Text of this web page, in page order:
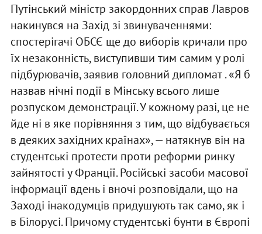
Путінський міністр закордонних справ Лавров
накинувся на Захід зі звинуваченнями:
спостерігачі ОБСЄ ще до виборів кричали про
їх незаконність, виступивши тим самим у ролі
підбурювачів, заявив головний дипломат . «Я б
назвав нічні події в Мінську всього лише
розпуском демонстрації. У кожному разі, це не
йде ні в яке порівняння з тим, що відбувається
в деяких західних країнах», — натякнув він на
студентські протести проти реформи ринку
зайнятості у Франції. Російські засоби масової
інформації вдень і вночі розповідали, що на
Заході інакодумців придушують так само, як і
в Білорусі. Причому студентські бунти в Європі